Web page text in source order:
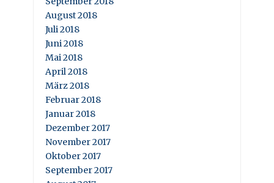
August 2018
Juli 2018
Juni 2018
Mai 2018
April 2018
März 2018
Februar 2018
Januar 2018
Dezember 2017
November 2017
Oktober 2017
September 2017